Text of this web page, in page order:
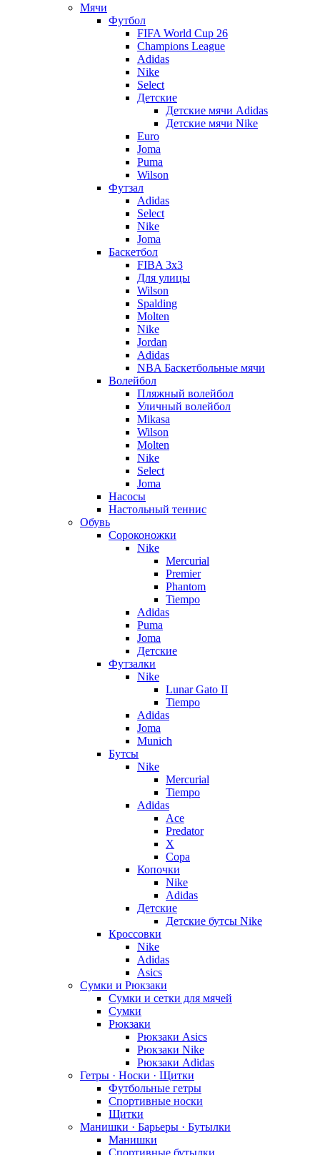
Мячи
Футбол
FIFA World Cup 26
Champions League
Adidas
Nike
Select
Детские
Детские мячи Adidas
Детские мячи Nike
Euro
Joma
Puma
Wilson
Футзал
Adidas
Select
Nike
Joma
Баскетбол
FIBA 3x3
Для улицы
Wilson
Spalding
Molten
Nike
Jordan
Adidas
NBA Баскетбольные мячи
Волейбол
Пляжный волейбол
Уличный волейбол
Mikasa
Wilson
Molten
Nike
Select
Joma
Насосы
Настольный теннис
Обувь
Сороконожки
Nike
Mercurial
Premier
Phantom
Tiempo
Adidas
Puma
Joma
Детские
Футзалки
Nike
Lunar Gato II
Tiempo
Adidas
Joma
Munich
Бутсы
Nike
Mercurial
Tiempo
Adidas
Ace
Predator
X
Copa
Копочки
Nike
Adidas
Детские
Детские бутсы Nike
Кроссовки
Nike
Adidas
Asics
Сумки и Рюкзаки
Сумки и сетки для мячей
Сумки
Рюкзаки
Рюкзаки Asics
Рюкзаки Nike
Рюкзаки Adidas
Гетры · Носки · Щитки
Футбольные гетры
Спортивные носки
Щитки
Манишки · Барьеры · Бутылки
Манишки
Спортивные бутылки